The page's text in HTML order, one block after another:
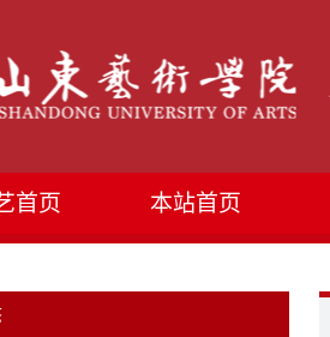
首页 本站首页